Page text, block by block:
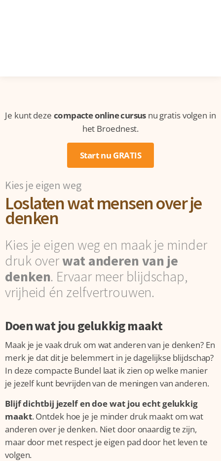
Je kunt deze compacte online cursusnu gratis volgen in
het Broednest.
Start nu GRATIS
Kies je eigen weg
Loslaten wat mensen over je
denken
Kies je eigen weg en maak je minder
druk overwat anderen van je
denken. Ervaar meer blijdschap,
vrijheid én zelfvertrouwen.
Doen wat jou gelukkig maakt
Maak je je vaak druk om wat anderen van je denken? En
merk je dat dit je belemmert in je dagelijkse blijdschap?
In deze compacte Bundel laat ik zien op welke manier
je jezelf kunt bevrijden van de meningen van anderen.
Blijf dichtbij jezelf en doe wat jou echt gelukkig
maakt. Ontdek hoe je je minder druk maakt om wat
anderen over je denken. Niet door onaardig te zijn,
maar door met respect je eigen pad door het leven te
volgen.